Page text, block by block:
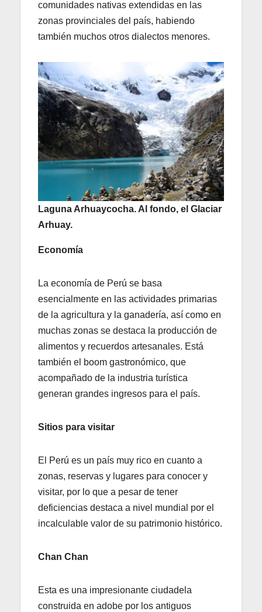
comunidades nativas extendidas en las
zonas provinciales del país, habiendo
también muchos otros dialectos menores.
Laguna Arhuaycocha. Al fondo, el Glaciar
Arhuay.
Economía
La economía de Perú se basa
esencialmente en las actividades primarias
de la agricultura y la ganadería, así como en
muchas zonas se destaca la producción de
alimentos y recuerdos artesanales. Está
también el boom gastronómico, que
acompañado de la industria turística
generan grandes ingresos para el país.
Sitios para visitar
El Perú es un país muy rico en cuanto a
zonas, reservas y lugares para conocer y
visitar, por lo que a pesar de tener
deficiencias destaca a nivel mundial por el
incalculable valor de su patrimonio histórico.
Chan Chan
Esta es una impresionante ciudadela
construida en adobe por los antiguos